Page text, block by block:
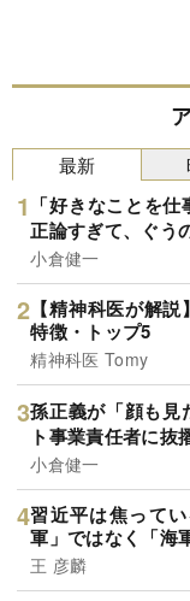
最新
「好きなことを
正論すぎて、ぐう
小倉健一
【精神科医が解
特徴・トップ5
精神科医 Tomy
孫正義が「顔も見
ト事業責任者に抜
小倉健一
習近平は焦って
軍」ではなく「海
王 彦麟